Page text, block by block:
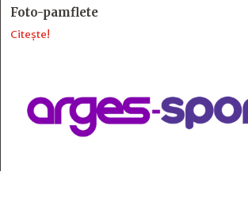
Foto-pamflete
Citește!